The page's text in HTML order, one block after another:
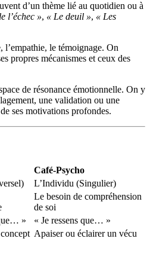
d’un thème lié au quotidien ou à
l’échec », « Le deuil », « Les
l’empathie, le témoignage. On
propres mécanismes et ceux des
de résonance émotionnelle. On y
une validation ou une
ses motivations profondes.
Café-Psycho
L’Individu (Singulier)
Le besoin de compréhension
de soi
»
« Je ressens que… »
Apaiser ou éclairer un vécu